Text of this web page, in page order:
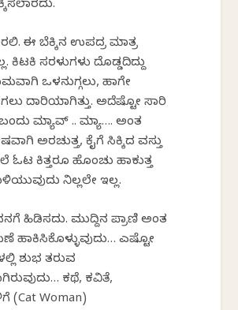
ಈ ಬೆಕ್ಕಿನ ಉಪದ್ರ ಮಾತ್ರ
ಕಿಟಕಿ ಸರಳುಗಳು ದೊಡ್ಡದಿದ್ದು
ಒಳನುಗ್ಗಲು, ಹಾಗೇ
ದಾರಿಯಾಗಿತ್ತು. ಅದೆಷ್ಟೋ ಸಾರಿ
ಮ್ಯಾವ್ .. ಮ್ಯಾ…. ಅಂತ
ಅರಚುತ್ತ, ಕೈಗೆ ಸಿಕ್ಕಿದ ವಸ್ತು
ಕಿತ್ತರೂ ಹೊಂಚು ಹಾಕುತ್ತ
ನಿಲ್ಲಲೇ ಇಲ್ಲ.
ಹಿಡಿಸದು. ಮುದ್ದಿನ ಪ್ರಾಣಿ ಅಂತ
ಹಾಕಿಸಿಕೊಳ್ಳುವುದು… ಎಷ್ಟೋ
ಶುಭ ತರುವ
ಕಥೆ, ಕವಿತೆ,
(Cat Woman)